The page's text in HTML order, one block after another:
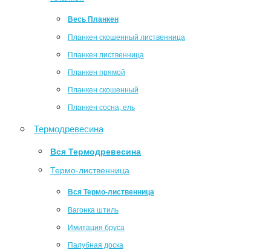
Весь Планкен
Планкен скошенный лиственница
Планкен лиственница
Планкен прямой
Планкен скошенный
Планкен сосна, ель
Термодревесина
Вся Термодревесина
Термо-лиственница
Вся Термо-лиственница
Вагонка штиль
Имитация бруса
Палубная доска